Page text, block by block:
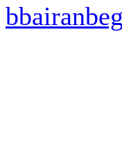
bbairanbeg